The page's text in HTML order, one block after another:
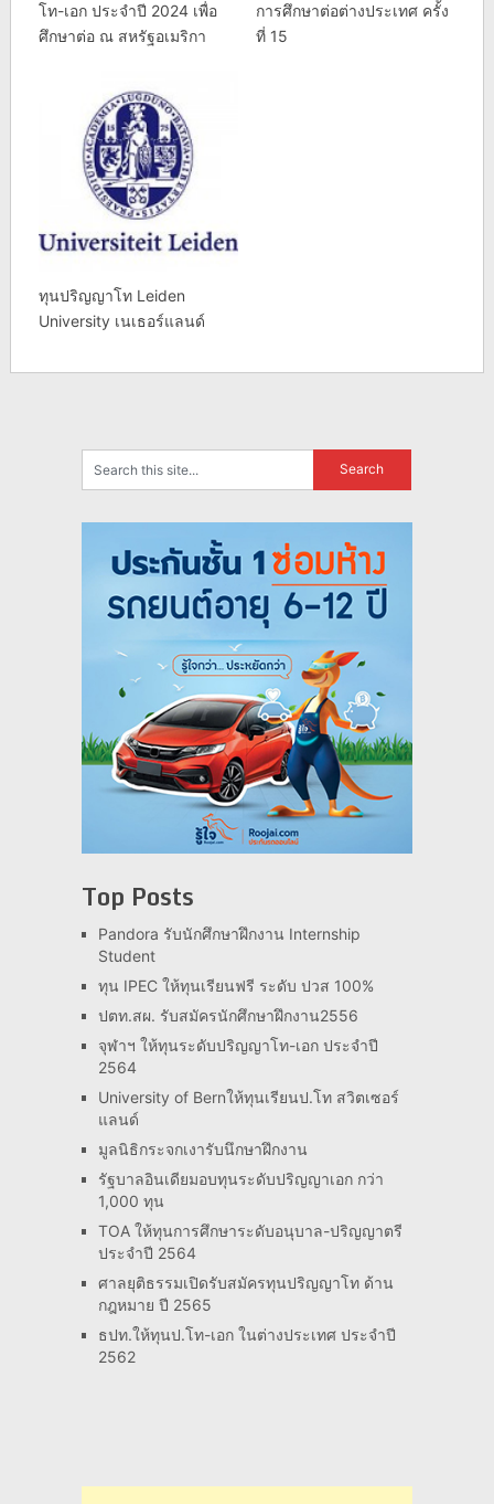
โท-เอก ประจำปี 2024 เพื่อ
ศึกษาต่อ ณ สหรัฐอเมริกา
การศึกษาต่อต่างประเทศ ครั้ง
ที่ 15
ทุนปริญญาโท Leiden
University เนเธอร์แลนด์
Top Posts
Pandora รับนักศึกษาฝึกงาน Internship
Student
ทุน IPEC ให้ทุนเรียนฟรี ระดับ ปวส 100%
ปตท.สผ. รับสมัครนักศึกษาฝึกงาน2556
จุฬาฯ ให้ทุนระดับปริญญาโท-เอก ประจำปี
2564
University of Bernให้ทุนเรียนป.โท สวิตเซอร์
แลนด์
มูลนิธิกระจกเงารับนึกษาฝึกงาน
รัฐบาลอินเดียมอบทุนระดับปริญญาเอก กว่า
1,000 ทุน
TOA ให้ทุนการศึกษาระดับอนุบาล-ปริญญาตรี
ประจำปี 2564
ศาลยุติธรรมเปิดรับสมัครทุนปริญญาโท ด้าน
กฎหมาย ปี 2565
ธปท.ให้ทุนป.โท-เอก ในต่างประเทศ ประจำปี
2562